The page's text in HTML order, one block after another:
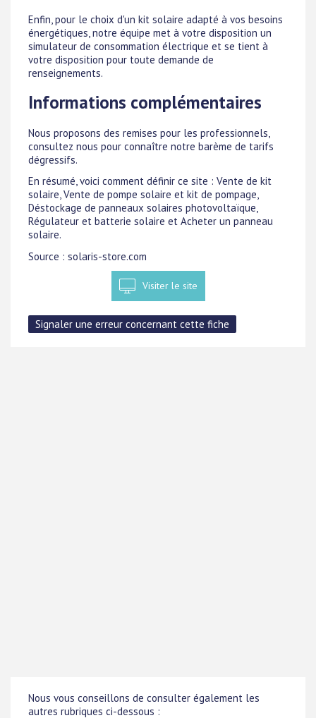
Enfin, pour le choix d'un kit solaire adapté à vos besoins
énergétiques, notre équipe met à votre disposition un
simulateur de consommation électrique et se tient à
votre disposition pour toute demande de
renseignements.
Informations complémentaires
Nous proposons des remises pour les professionnels,
consultez nous pour connaître notre barème de tarifs
dégressifs.
En résumé, voici comment définir ce site : Vente de kit
solaire, Vente de pompe solaire et kit de pompage,
Déstockage de panneaux solaires photovoltaïque,
Régulateur et batterie solaire et Acheter un panneau
solaire.
Source : solaris-store.com
Visiter le site
Nous vous conseillons de consulter également les
autres rubriques ci-dessous :